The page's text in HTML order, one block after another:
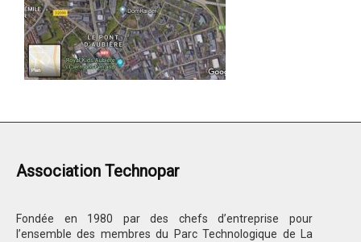
Association Technopar
Fondée en 1980 par des chefs d’entreprise pour
l’ensemble des membres du Parc Technologique de La